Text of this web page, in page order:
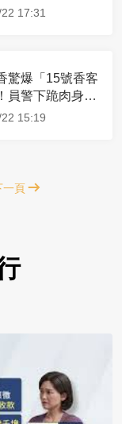
高17:31
驚爆「15號香客
員警下跪肉身擋
先過
15:19
一頁